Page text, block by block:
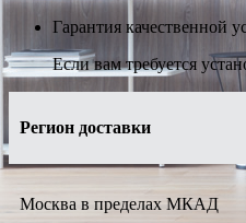
Гарантия качественной
Если вам требуется
Регион доставки
Москва в пределах МКАД